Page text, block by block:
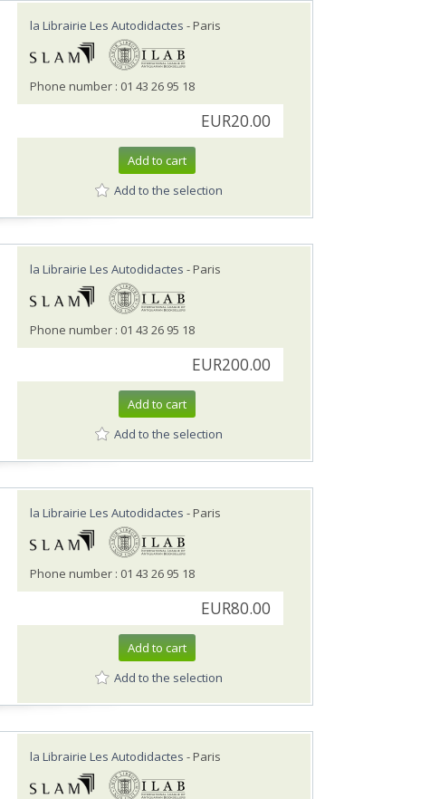
la Librairie Les Autodidactes - Paris
Phone number : 01 43 26 95 18
EUR20.00
Add to cart
Add to the selection
la Librairie Les Autodidactes - Paris
Phone number : 01 43 26 95 18
EUR200.00
Add to cart
Add to the selection
la Librairie Les Autodidactes - Paris
Phone number : 01 43 26 95 18
EUR80.00
Add to cart
Add to the selection
la Librairie Les Autodidactes - Paris